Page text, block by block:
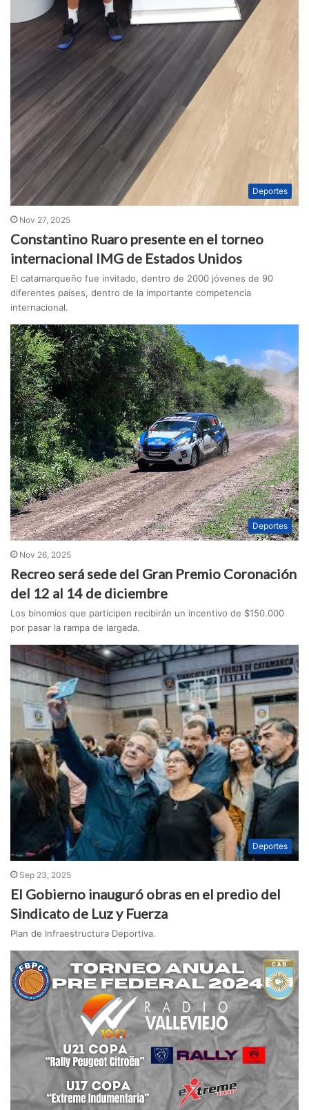
Deportes
Nov 27, 2025
Constantino Ruaro presente en el torneo
internacional IMG de Estados Unidos
El catamarqueño fue invitado, dentro de 2000 jóvenes de 90
diferentes países, dentro de la importante competencia
internacional.
Deportes
Nov 26, 2025
Recreo será sede del Gran Premio Coronación
del 12 al 14 de diciembre
Los binomios que participen recibirán un incentivo de $150.000
por pasar la rampa de largada.
Deportes
Sep 23, 2025
El Gobierno inauguró obras en el predio del
Sindicato de Luz y Fuerza
Plan de Infraestructura Deportiva.